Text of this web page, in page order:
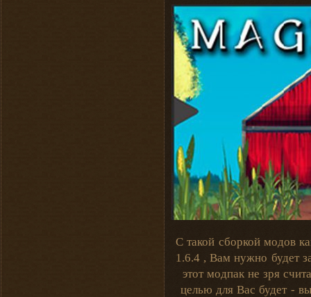
С такой сборкой модов
1.6.4 , Вам нужно будет
этот модпак не зря
целью для Вас будет -